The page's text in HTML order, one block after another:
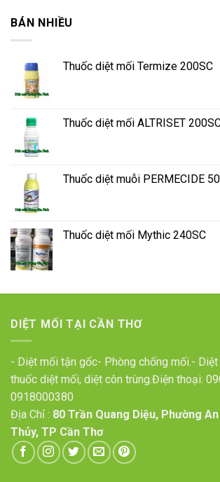
BÁN NHIỀU
Thuốc diệt mối Termize 200SC
Thuốc diệt mối ALTRISET
Thuốc diệt muỗi PERMECIDE
Thuốc diệt mối Mythic 240SC
DIỆT MỐI TẠI CẦN THƠ
- Diệt mối tận gốc- Phòng chống mối.- Diệt
thuốc diệt mối, diệt côn trùng.Điện thoại:
0918000380
Địa Chỉ : 80 Trần Quang Diệu, Phường
Thủy, TP Cần Thơ